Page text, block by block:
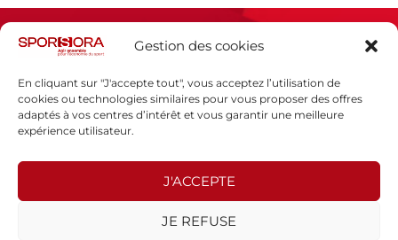
Gestion des cookies
En cliquant sur "J'accepte tout", vous acceptez l’utilisation de
cookies ou technologies similaires pour vous proposer des offres
adaptés à vos centres d’intérêt et vous garantir une meilleure
expérience utilisateur.
J'ACCEPTE
JE REFUSE
Espace presse
Politique de confidentialité
SPORSORA